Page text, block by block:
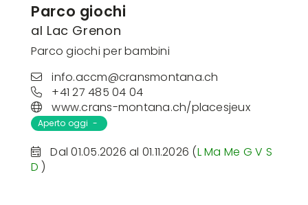
Parco giochi
al Lac Grenon
Parco giochi per bambini
info.accm@cransmontana.ch
+41 27 485 04 04
www.crans-montana.ch/placesjeux
Aperto oggi -
Dal 01.05.2026 al 01.11.2026 (LMa Me GV S
D )